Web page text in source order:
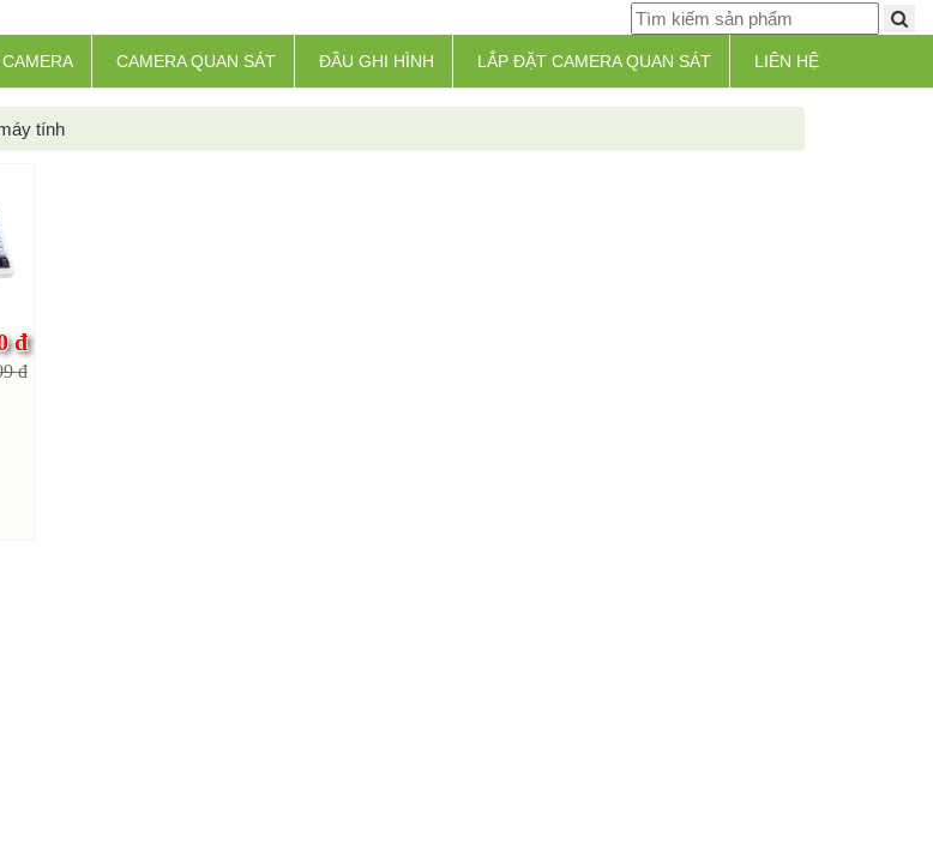
CAMERA QUAN SÁT ĐẦU GHI HÌNH LẮP ĐẶT CAMERA QUAN SÁT LIÊN HỆ
tính
đ
đ